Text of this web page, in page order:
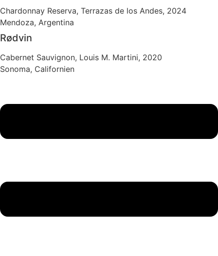
Chardonnay Reserva, Terrazas de los Andes, 2024
Mendoza, Argentina
Rødvin
Cabernet Sauvignon, Louis M. Martini, 2020
Sonoma, Californien